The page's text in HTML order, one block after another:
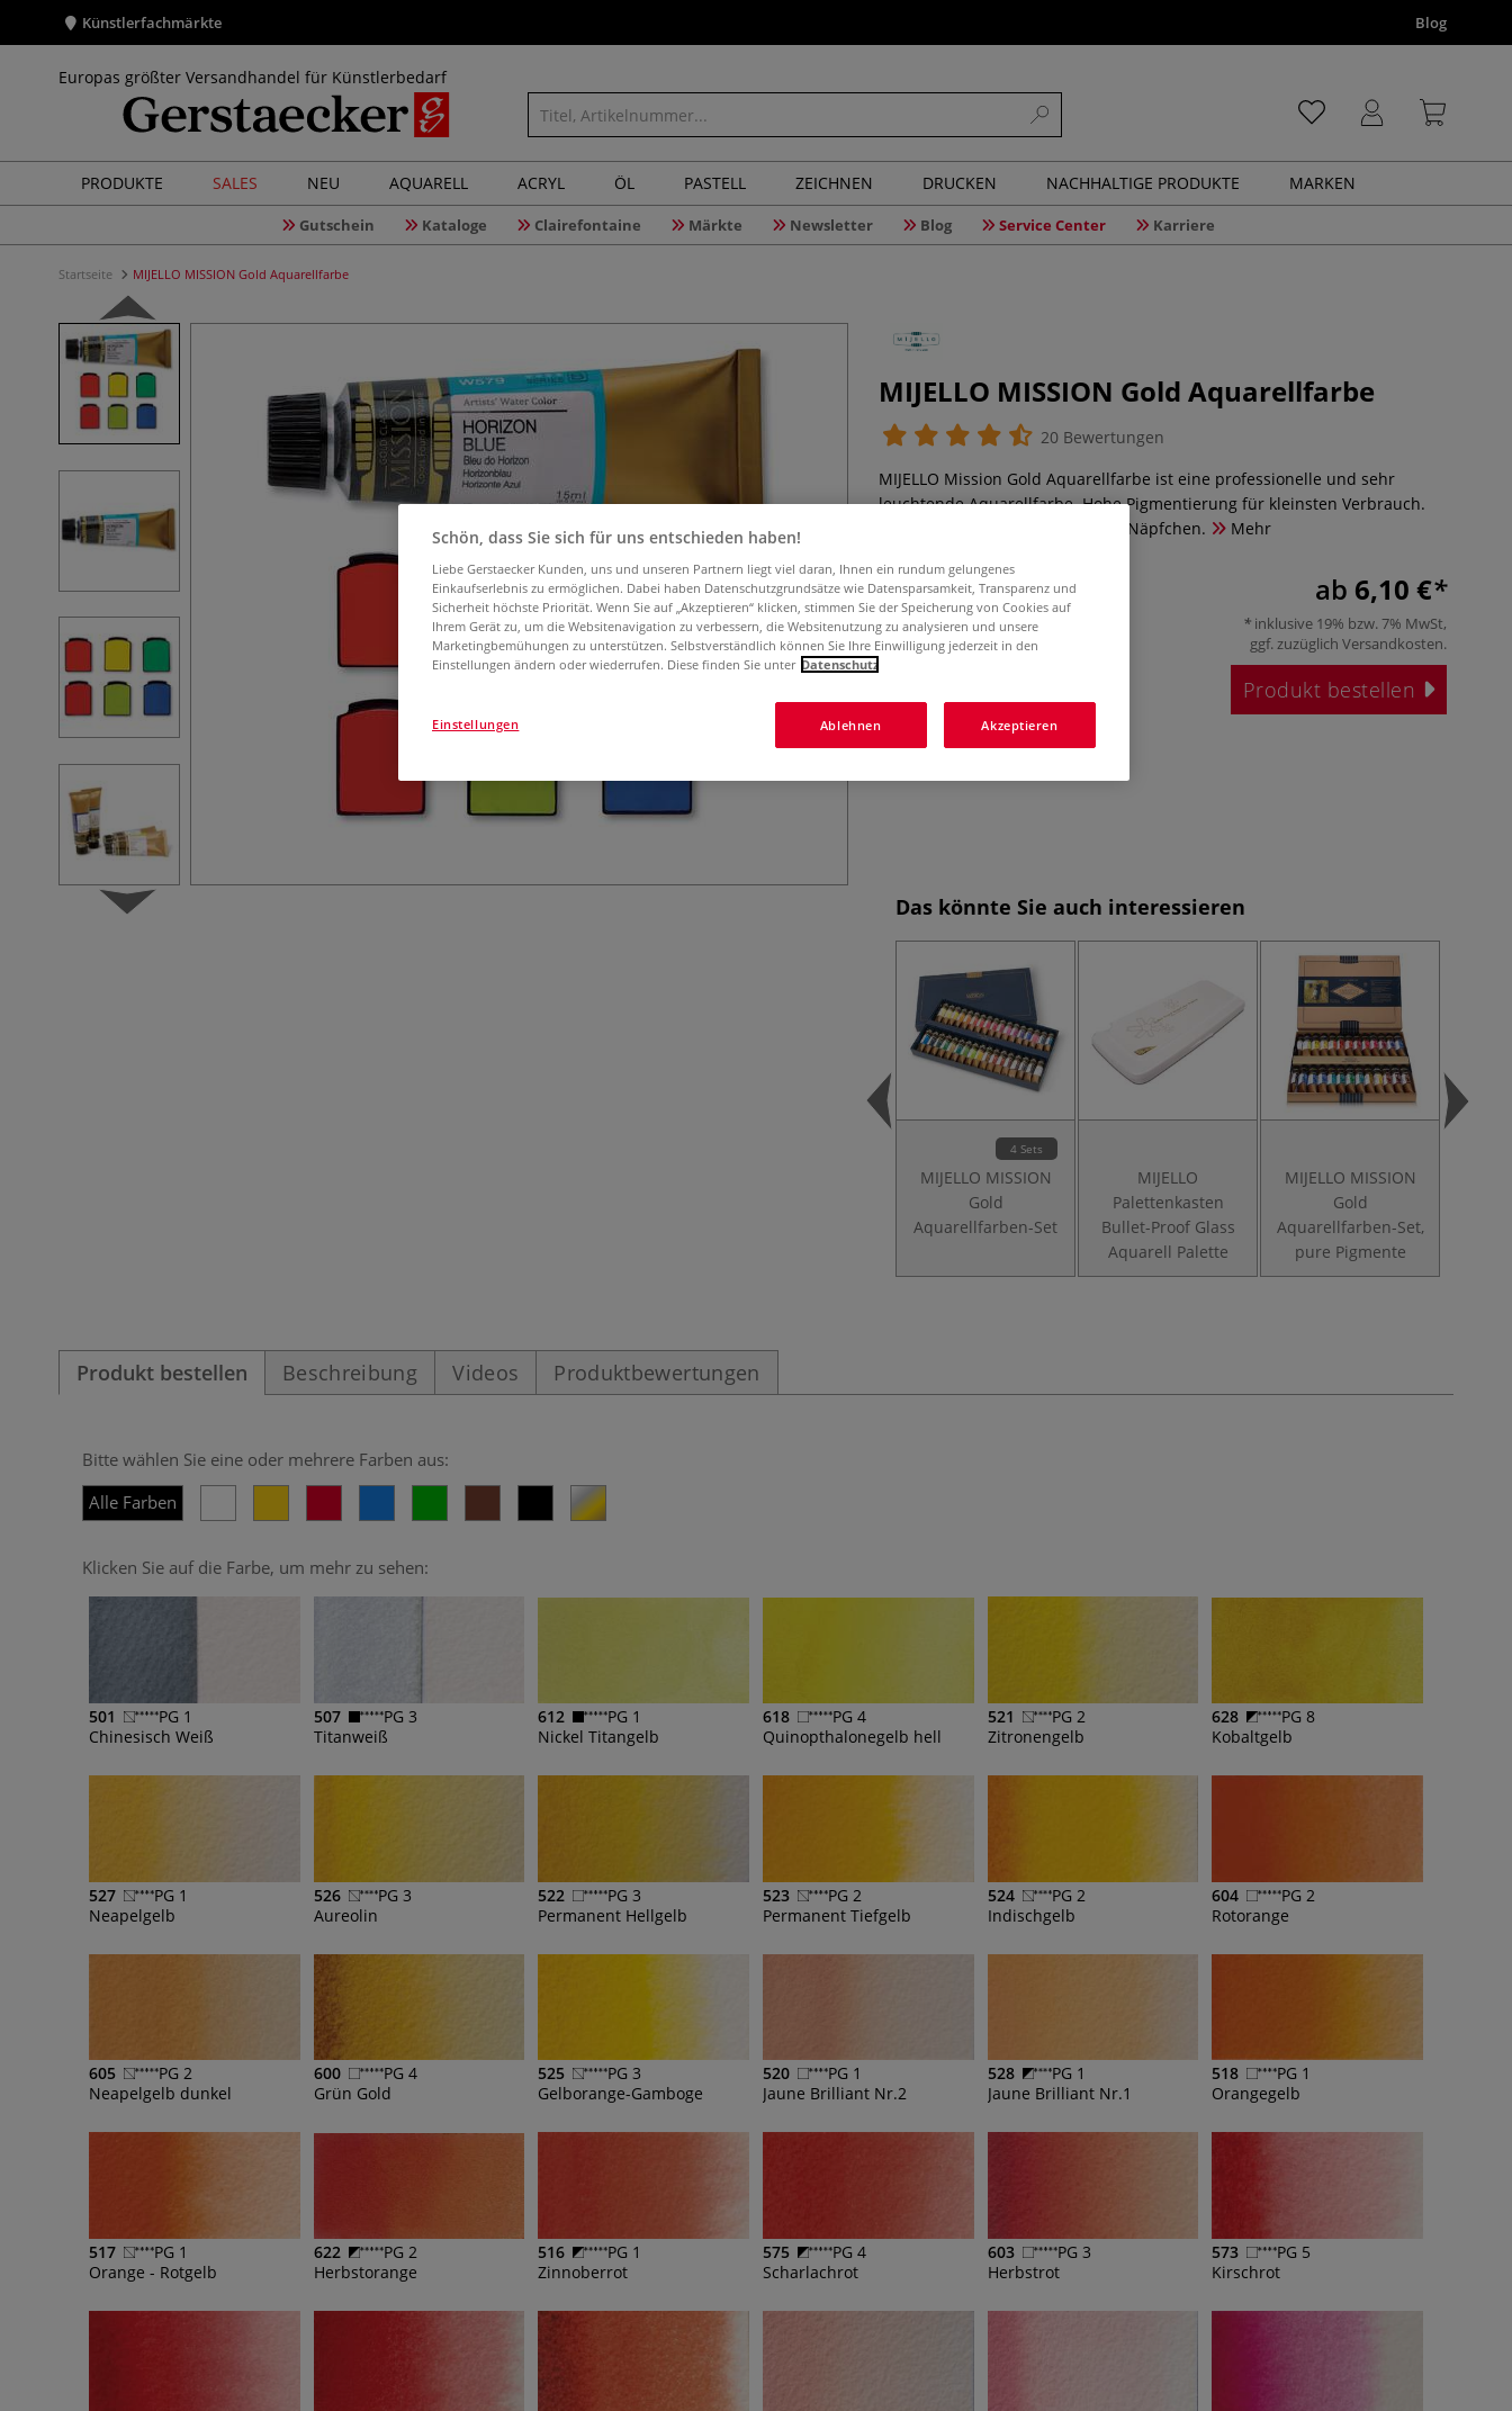
Künstlerfachmärkte Blog
Europas größter Versandhandel für Künstlerbedarf
PRODUKTE SALES NEU AQUARELL ACRYL ÖL PASTELL ZEICHNEN DRUCKEN NACHHALTIGE PRODUKTE MARKEN
Gutschein Kataloge Clairefontaine Märkte Newsletter Blog Service Center Karriere
Startseite MIJELLO MISSION Gold Aquarellfarbe
MIJELLO MISSION Gold Aquarellfarbe
20 Bewertungen
MIJELLO Mission Gold Aquarellfarbe ist eine professionelle und sehr
leuchtende Aquarellfarbe. Hohe Pigmentierung für kleinsten Verbrauch.
Erhältlich in 15-ml-Tuben und ¾ Näpfchen.
Mehr
ab 6,10 €
inklusive 19% bzw. 7% MwSt,
ggf. zuzüglich Versandkosten.
Produkt bestellen
Das könnte Sie auch interessieren
4 Sets
MIJELLO MISSION
Gold
Aquarellfarben-Set
MIJELLO
Palettenkasten
Bullet-Proof Glass
Aquarell Palette
MIJELLO MISSION
Gold
Aquarellfarben-Set,
pure Pigmente
Produkt bestellen Beschreibung Videos Produktbewertungen
Bitte wählen Sie eine oder mehrere Farben aus:
Alle Farben
Klicken Sie auf die Farbe, um mehr zu sehen:
501
PG 1
Chinesisch Weiß
507
PG 3
Titanweiß
612
PG 1
Nickel Titangelb
618
PG 4
Quinopthalonegelb hell
521
PG 2
Zitronengelb
628
PG 8
Kobaltgelb
527
PG 1
Neapelgelb
526
PG 3
Aureolin
522
PG 3
Permanent Hellgelb
523
PG 2
Permanent Tiefgelb
524
PG 2
Indischgelb
604
PG 2
Rotorange
605
PG 2
Neapelgelb dunkel
600
PG 4
Grün Gold
525
PG 3
Gelborange-Gamboge
520
PG 1
Jaune Brilliant Nr.2
528
PG 1
Jaune Brilliant Nr.1
518
PG 1
Orangegelb
517
PG 1
Orange - Rotgelb
622
PG 2
Herbstorange
516
PG 1
Zinnoberrot
575
PG 4
Scharlachrot
603
PG 3
Herbstrot
573
PG 5
Kirschrot
Schön, dass Sie sich für uns entschieden haben!
Liebe Gerstaecker Kunden, uns und unseren Partnern liegt viel daran, Ihnen ein rundum gelungenes
Einkaufserlebnis zu ermöglichen. Dabei haben Datenschutzgrundsätze wie Datensparsamkeit, Transparenz und
Sicherheit höchste Priorität. Wenn Sie auf „Akzeptieren“ klicken, stimmen Sie der Speicherung von Cookies auf
Ihrem Gerät zu, um die Websitenavigation zu verbessern, die Websitenutzung zu analysieren und unsere
Marketingbemühungen zu unterstützen. Selbstverständlich können Sie Ihre Einwilligung jederzeit in den
Einstellungen ändern oder wiederrufen. Diese finden Sie unter Datenschutz
Ablehnen Akzeptieren
Einstellungen